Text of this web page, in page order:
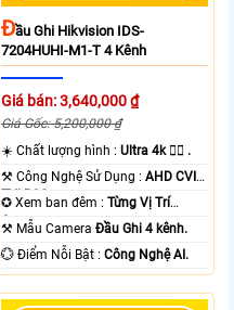
ĐẦu Ghi Hikvision IDS-
7204HUHI-M1-T 4 Kênh
Giá bán: 3,640,000 ₫
Giá Gốc: 5,200,000 ₫
☀️ Chất lượng hình :Ultra 4k 👍🏾 .
⚒ Công Nghệ Sử Dụng :AHD CVI
TVI BCS.
✪ Xem ban đêm :Từng Vị Trí
Camera .
⚒ Mẫu CameraĐầu Ghi 4 kênh.
️💮 Điểm Nỗi Bật :Công Nghệ AI.